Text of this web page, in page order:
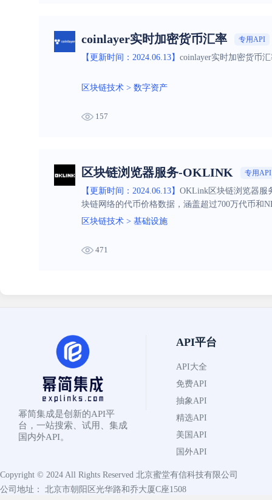
coinlayer实时加密货币汇率 专用API
【更新时间：2024.06.13】 coinlayer实时加密货币
区块链技术 > 数字资产
157
区块链浏览器服务-OKLINK 专用API
【更新时间：2024.06.13】 OKLink区块链浏览器服
块链网络的代币价格数据，涵盖超过700万代币和
本，加速商业化进程。
区块链技术 > 基础设施
471
幂简集成是创新的API平
台，一站搜索、试用、集成
国内外API。
API平台
API大全
免费API
抽象API
精选API
美国API
国外API
Copyright © 2024 All Rights Reserved 北京蜜堂有信科技有限公司
公司地址： 北京市朝阳区光华路和乔大厦C座1508